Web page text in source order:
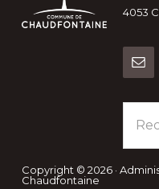
4053
dans
ce
site
Copyright © 2026 ·
Chaudfontaine